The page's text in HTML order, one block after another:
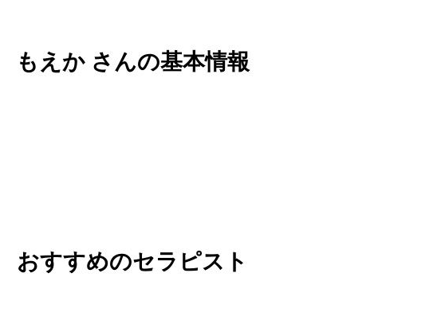
もえか さんの基本情報
おすすめのセラピスト